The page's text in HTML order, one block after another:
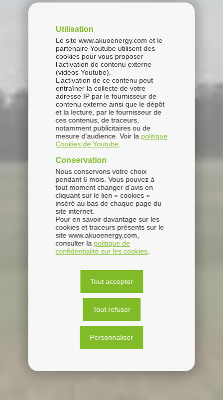
Utilisation
Le site www.akuoenergy.com et le
partenaire Youtube utilisent des
cookies pour vous proposer
l’activation de contenu externe
(vidéos Youtube).
L’activation de ce contenu peut
entraîner la collecte de votre
adresse IP par le fournisseur de
contenu externe ainsi que le dépôt
et la lecture, par le fournisseur de
ces contenus, de traceurs,
notamment publicitaires ou de
mesure d’audience. Voir la politique
Cookies de Youtube
Conservation
Nous conservons votre choix
pendant 6 mois. Vous pouvez à
tout moment changer d’avis en
cliquant sur le lien « cookies »
inséré au bas de chaque page du
site internet.
Pour en savoir davantage sur les
cookies et traceurs présents sur le
site www.akuoenergy.com,
consulter la politique de
confidentialité sur les cookies.
Tout accepter
Tout refuser
Personnaliser